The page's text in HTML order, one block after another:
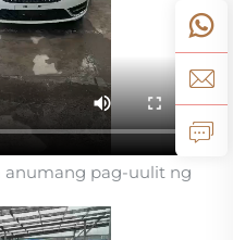
anumang pag-uulit ng